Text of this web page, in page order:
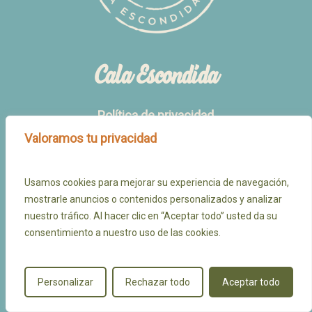
Valoramos tu privacidad
Usamos cookies para mejorar su experiencia de navegación,
mostrarle anuncios o contenidos personalizados y analizar
nuestro tráfico. Al hacer clic en “Aceptar todo” usted da su
consentimiento a nuestro uso de las cookies.
Personalizar Rechazar todo Aceptar todo
Cala Escondida
Política de privacidad
Política de cancelación
facebook youtube instagram tripadvisor